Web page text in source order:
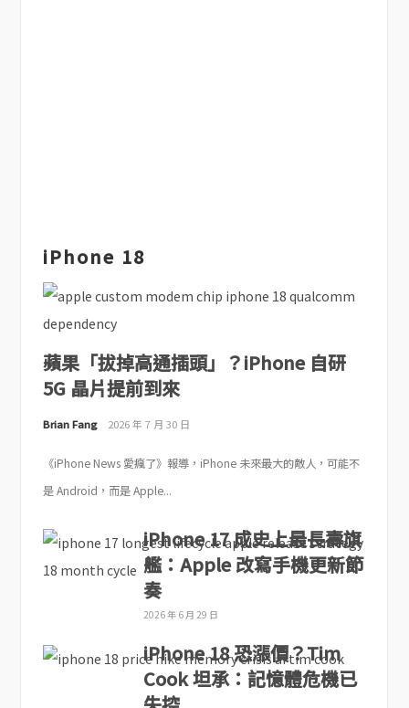
iPhone 18
蘋果「拔掉高通插頭」？iPhone 自研
5G 晶片提前到來
Brian Fang 2026 年 7 月 30 日
《iPhone News 愛瘋了》報導，iPhone 未來最大的敵人，可能不
是 Android，而是 Apple...
iPhone 17 成史上最長壽旗
艦：Apple 改寫手機更新節
奏
2026 年 6 月 29 日
iPhone 18 恐漲價？Tim
Cook 坦承：記憶體危機已